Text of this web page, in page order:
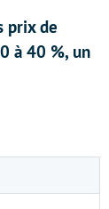
prix de
à 40 %, un